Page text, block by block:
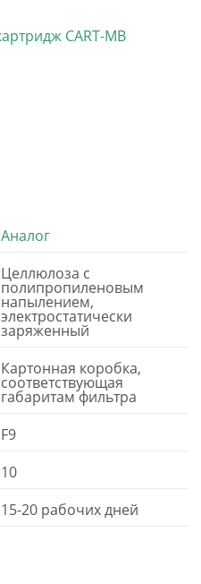
Аналог
Целлюлоза с
полипропиленовым
напылением,
электростатически
заряженный
Картонная коробка,
соответствующая
габаритам фильтра
F9
10
15-20 рабочих дней